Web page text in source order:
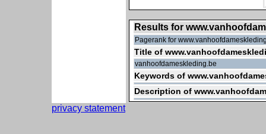
Results for
Pagerank for
Title of
vanhoofdameskleding.be
Keywords of
Description of
privacy statement